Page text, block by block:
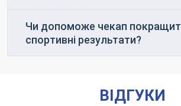
Чи допоможе чекап
спортивні результати?
ВІДГУКИ